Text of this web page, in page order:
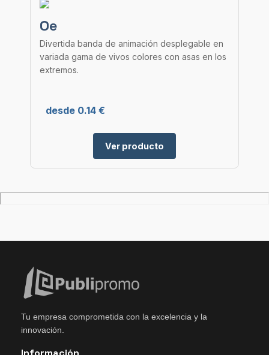
Oe
Divertida banda de animación desplegable en
variada gama de vivos colores con asas en los
extremos.
desde 0.14 €
Ver producto
Tu empresa comprometida con la excelencia y la
innovación.